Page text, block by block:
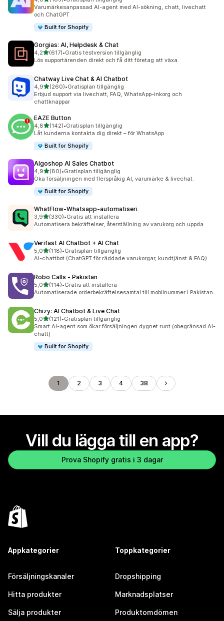
105 recensioner totalt
Varumärkesanpassad AI-agent med AI-sökning, chatt, livechatt
och ChatGPT
Built for Shopify
Gorgias: AI, Helpdesk & Chat
4,2av 5 stjärnor
(617)
617 recensioner totalt
•Gratis testversion tillgänglig
Lös supportärenden direkt och få ditt företag att växa.
Chatway Live Chat & AI Chatbot
4,9av 5 stjärnor
(260)
260 recensioner totalt
•Gratisplan tillgänglig
Erbjud support via livechatt, FAQ, WhatsApp-inkorg och
chattknappar
EAZE Button
4,8av 5 stjärnor
(142)
142 recensioner totalt
•Gratisplan tillgänglig
Låt kunderna kontakta dig direkt – för WhatsApp
Built for Shopify
Algoshop AI Sales Chatbot
4,9av 5 stjärnor
(80)
80 recensioner totalt
•Gratisplan tillgänglig
Öka försäljningen med flerspråkig AI, varumärke & livechat.
Built for Shopify
WhatFlow‑Whatsapp‑automatiseri
3,9av 5 stjärnor
(330)
330 recensioner totalt
•Gratis att installera
Automatisera bekräftelser, återställning av varukorg och uppda
Verifast AI Chatbot + AI Chat
5,0av 5 stjärnor
(118)
118 recensioner totalt
•Gratisplan tillgänglig
AI-chattbot (ChatGPT för räddade varukorgar, kundtjänst & FAQ)
Robo Calls ‑ Pakistan
5,0av 5 stjärnor
(114)
114 recensioner totalt
•Gratis att installera
Automatiserade orderbekräftelsesamtal till mobilnummer i Pakistan
Chizy: AI Chatbot & Live Chat
5,0av 5 stjärnor
(121)
121 recensioner totalt
•Gratisplan tillgänglig
Smart AI-agent som ökar försäljningen dygnet runt (obegränsad AI-
chatt)
Built for Shopify
1 2 3 4 38
Vill du lägga till en app?
Prova Shopify gratis i 3 dagar
Appkategorier
Försäljningskanaler
Hitta produkter
Sälja produkter
Toppkategorier
Dropshipping
Marknadsplatser
Produktomdömen